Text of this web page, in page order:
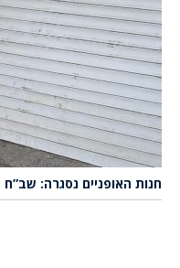
חנות האופניים נסגרה: